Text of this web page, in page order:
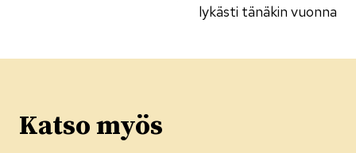
lykästi tänäkin vuonna
Katso myös